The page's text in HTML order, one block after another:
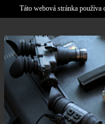
Táto webová stránka používa